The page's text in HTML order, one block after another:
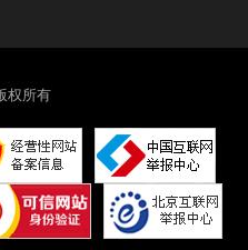
权所有